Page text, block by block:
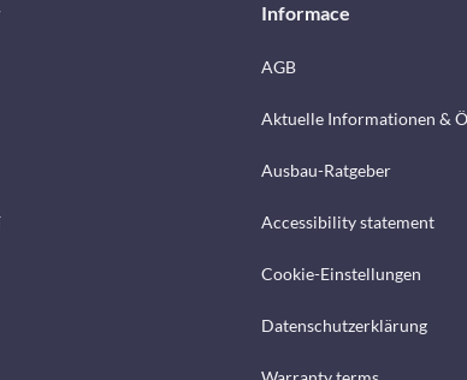
Informace
AGB
Aktuelle Informationen &
Ausbau-Ratgeber
Accessibility statement
Cookie-Einstellungen
Datenschutzerklärung